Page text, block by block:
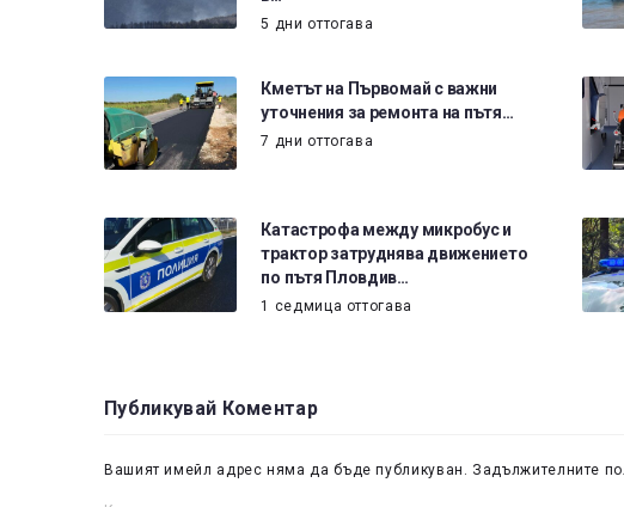
5 дни оттогава
Кметът на Първомай с важни
уточнения за ремонта на пътя…
7 дни оттогава
Катастрофа между микробус и
трактор затруднява движението
по пътя Пловдив…
1 седмица оттогава
Публикувай Коментар
Вашият имейл адрес няма да бъде публикуван. Задължителните